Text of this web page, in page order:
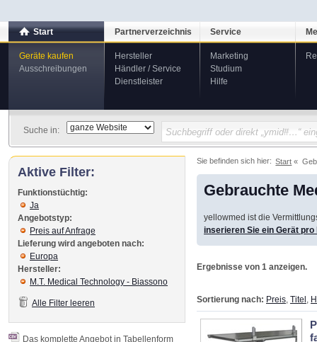
Start
Geräte kaufen
Ausschreibungen
Partnerverzeichnis
Hersteller
Händler / Service
Dienstleister
Service
Marketing
Studium
Hilfe
Suche in:
Sie befinden sich hier: Start
Gebrauchte
yellowmed ist die
inserieren Sie ein Gerät
Ergebnisse von 1 anzeigen.
Sortierung nach: Preis Titel
Aktive Filter:
Funktionstüchtig:
Ja
Angebotstyp:
Preis auf Anfrage
Lieferung wird angeboten nach:
Europa
Hersteller:
M.T. Medical Technology - Biassono
Alle Filter leeren
Das komplette Angebot in Tabellenform